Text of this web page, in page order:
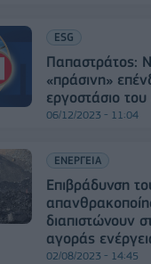
ESG
Παπαστράτος:
«πράσινη»
εργοστάσιο
06/12/2023 - 11:04
ΕΝΕΡΓΕΙΑ
Επιβράδυνση
διαπιστώνουν
αγοράς
02/08/2023 - 14:45